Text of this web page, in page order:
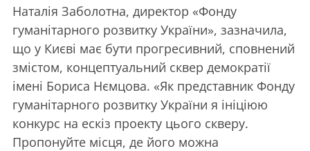
Наталія Заболотна, директор «Фонду
гуманітарного розвитку України», зазначила,
що у Києві має бути прогресивний, сповнений
змістом, концептуальний сквер демократії
імені Бориса Нємцова. «Як представник Фонду
гуманітарного розвитку України я ініціюю
конкурс на ескіз проекту цього скверу.
Пропонуйте місця, де його можна